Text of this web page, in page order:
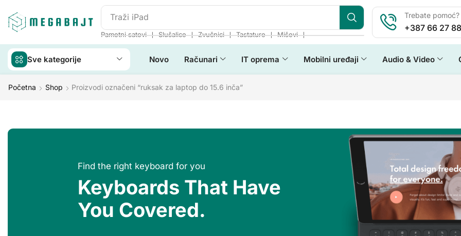
Traži iPhone 14
Pametni satovi ❘ Slušalice ❘ Zvučnici ❘ Tastature ❘ Miševi ❘
Trebate
+387 66 27
Sve kategorije Novo Računari IT oprema Mobilni uređaji Audio & Video
Početna Shop Proizvodi označeni “ruksak za laptop do 15.6 inča”
Find the right keyboard for you
Keyboards That Have
You Covered.